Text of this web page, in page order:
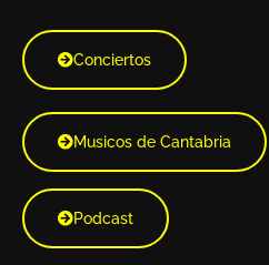
Conciertos
Musicos de Cantabria
Podcast